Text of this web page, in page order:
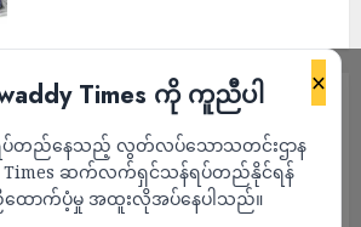
×
Times ကို ကူညီပါ
ပ်တည်နေသည့် လွတ်လပ်သောသတင်းဌာန
Times ဆက်လက်ရှင်သန်ရပ်တည်နိုင်ရန်
ာက်ပံ့မှု အထူးလိုအပ်နေပါသည်။